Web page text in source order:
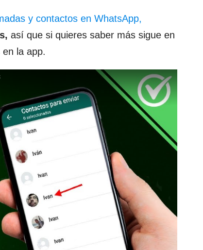
y contactos en WhatsApp,
así que si quieres saber más sigue en
la app.